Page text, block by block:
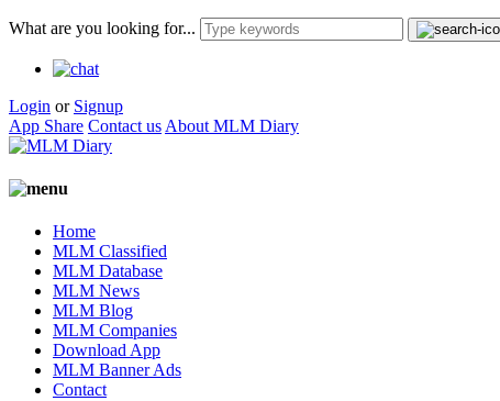
What are you looking for...
Login or Signup
App Share Contact us About MLM Diary
Home
MLM Classified
MLM Database
MLM News
MLM Blog
MLM Companies
Download App
MLM Banner Ads
Contact